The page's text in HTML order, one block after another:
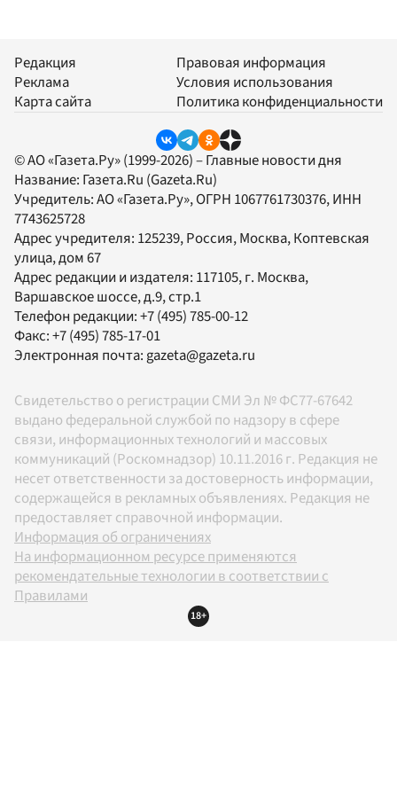
Редакция
Реклама
Карта сайта
Правовая информация
Условия использования
Политика конфиденциальности
© АО «Газета.Ру» (1999-2026) – Главные новости дня
Название: Газета.Ru (Gazeta.Ru)
Учредитель:АО «Газета.Ру», ОГРН 1067761730376, ИНН
7743625728
Адрес учредителя: 125239, Россия, Москва, Коптевская
улица, дом 67
Адрес редакции и издателя: 117105, г. Москва,
Варшавское шоссе, д.9, стр.1
Телефон редакции:+7 (495) 785-00-12
Факс:+7 (495) 785-17-01
Электронная почта:gazeta@gazeta.ru
Свидетельство о регистрации СМИ Эл № ФС77-67642
выдано федеральной службой по надзору в сфере
связи, информационных технологий и массовых
коммуникаций (Роскомнадзор) 10.11.2016 г. Редакция не
несет ответственности за достоверность информации,
содержащейся в рекламных объявлениях. Редакция не
предоставляет справочной информации.
Информация об ограничениях
На информационном ресурсе применяются
рекомендательные технологии в соответствии с
Правилами
18+